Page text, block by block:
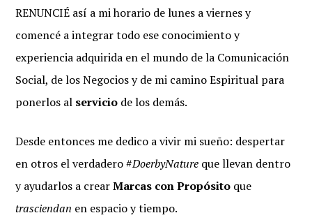
RENUNCIÉ así a mi horario de lunes a viernes y
comencé a integrar todo ese conocimiento y
experiencia adquirida en el mundo de la Comunicación
Social, de los Negocios y de mi camino Espiritual para
ponerlos al servicio de los demás.
Desde entonces me dedico a vivir mi sueño: despertar
en otros el verdadero #DoerbyNature que llevan dentro
y ayudarlos a crearMarcas con Propósito que
trasciendan en espacio y tiempo.